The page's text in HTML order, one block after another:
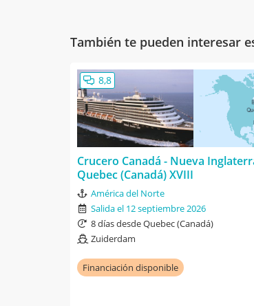
También te pueden interesar
8,8
Crucero Canadá - Nueva
Quebec (Canadá) XVIII
América del Norte
Salida el 12 septiembre 2026
8 días desde Quebec (Canadá)
Zuiderdam
Financiación disponible